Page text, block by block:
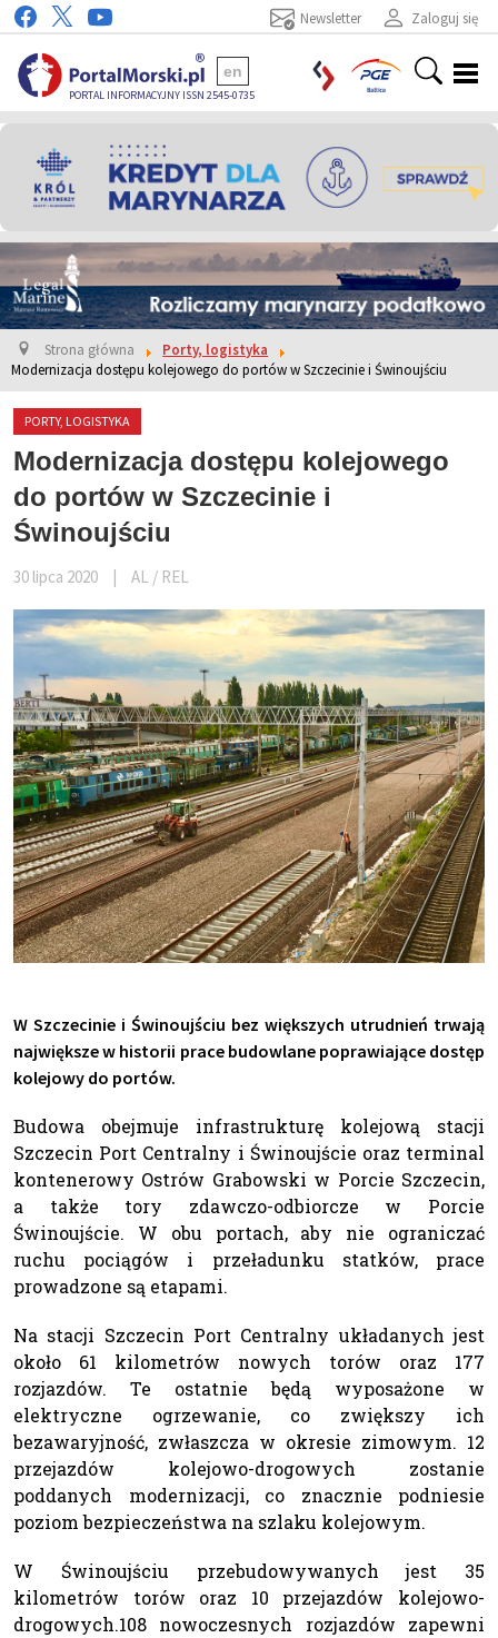
Zaloguj się
Newsletter
PORTAL INFORMACYJNY ISSN 2545-0735
en
Strona główna
Porty, logistyka
Modernizacja dostępu kolejowego do portów w Szczecinie i Świnoujściu
PORTY, LOGISTYKA
Modernizacja dostępu kolejowego
do portów w Szczecinie i
Świnoujściu
30 lipca 2020 AL / REL
W Szczecinie i Świnoujściu bez większych utrudnień trwają
największe w historii prace budowlane poprawiające dostęp
kolejowy do portów.
Budowa obejmuje infrastrukturę kolejową stacji
Szczecin Port Centralny i Świnoujście oraz terminal
kontenerowy Ostrów Grabowski w Porcie Szczecin,
a także tory zdawczo-odbiorcze w Porcie
Świnoujście. W obu portach, aby nie ograniczać
ruchu pociągów i przeładunku statków, prace
prowadzone są etapami.
Na stacji Szczecin Port Centralny układanych jest
około 61 kilometrów nowych torów oraz 177
rozjazdów. Te ostatnie będą wyposażone w
elektryczne ogrzewanie, co zwiększy ich
bezawaryjność, zwłaszcza w okresie zimowym. 12
przejazdów kolejowo-drogowych zostanie
poddanych modernizacji, co znacznie podniesie
poziom bezpieczeństwa na szlaku kolejowym.
W Świnoujściu przebudowywanych jest 35
kilometrów torów oraz 10 przejazdów kolejowo-
drogowych.108 nowoczesnych rozjazdów zapewni